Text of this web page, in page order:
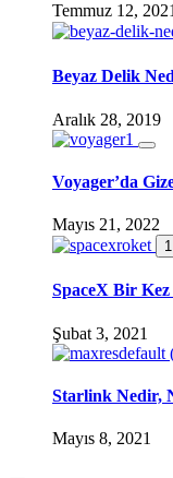
Temmuz 12, 2021
Beyaz Delik
Aralık 28, 2019
Voyager’da
Mayıs 21, 2022
1
SpaceX Bir Kez
Şubat 3, 2021
Starlink Nedir,
Mayıs 8, 2021